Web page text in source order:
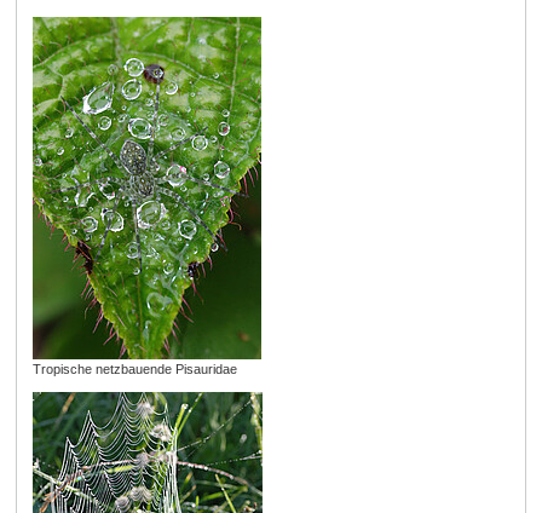
Tropische netzbauende Pisauridae